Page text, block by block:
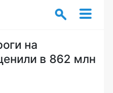
на
в 862 млн